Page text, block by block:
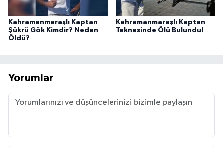
Kahramanmaraşlı Kaptan
Şükrü Gök Kimdir? Neden
Öldü?
Kahramanmaraşlı Kaptan
Teknesinde Ölü Bulundu!
Yorumlar